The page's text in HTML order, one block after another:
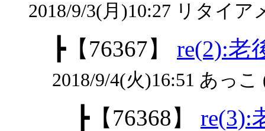
2018/9/3(月)10:27 リタイア
┣【76367】 re(2):老
2018/9/4(火)16:51 あっこ
┣【76368】 re(3):